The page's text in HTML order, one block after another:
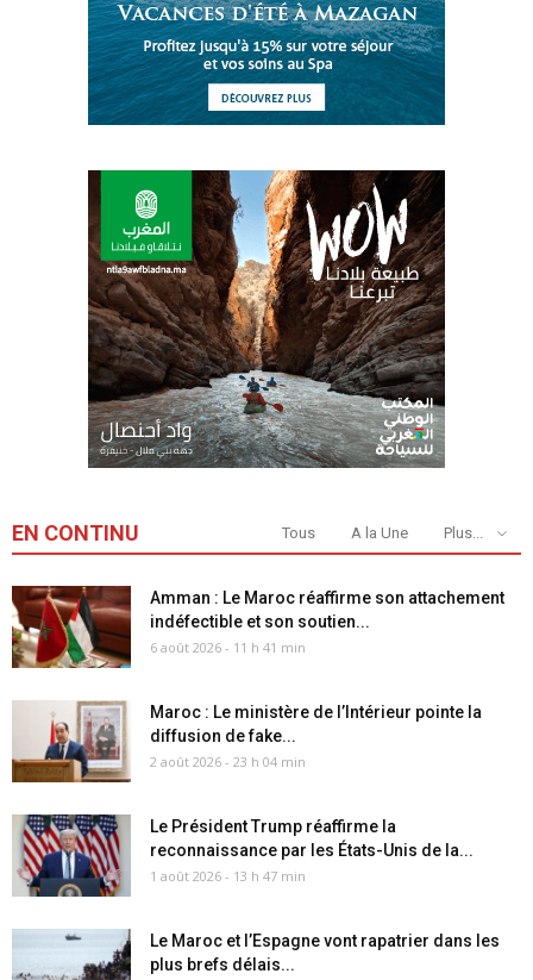
EN CONTINU Tous A la Une Plus...
Amman : Le Maroc réaffirme son attachement
indéfectible et son soutien...
6 août 2026 - 11 h 41 min
Maroc : Le ministère de l’Intérieur pointe la
diffusion de fake...
2 août 2026 - 23 h 04 min
Le Président Trump réaffirme la
reconnaissance par les États-Unis de la...
1 août 2026 - 13 h 47 min
Le Maroc et l’Espagne vont rapatrier dans les
plus brefs délais...